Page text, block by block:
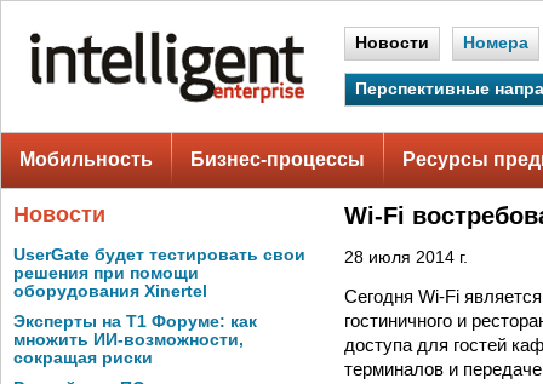
Новости Номера
Перспективные
Мобильность Бизнес-процессы Ресурсы
Новости
UserGate будет тестировать свои
решения при помощи
оборудования Xinertel
Эксперты на Т1 Форуме: как
множить ИИ-возможности,
сокращая риски
Wi-Fi
28 июля 2014 г.
Сегодня Wi-Fi
гостиничного и
доступа для гостей
терминалов и